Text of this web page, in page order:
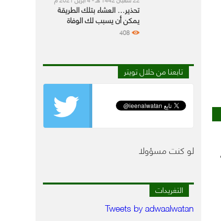
تحذير… العشاء بتلك الطريقة
يمكن أن يسبب لك الوفاة
408
تابعنا من خلال تويتر
لو كنت مسؤولا
التغريدات
Tweets by adwaalwatan